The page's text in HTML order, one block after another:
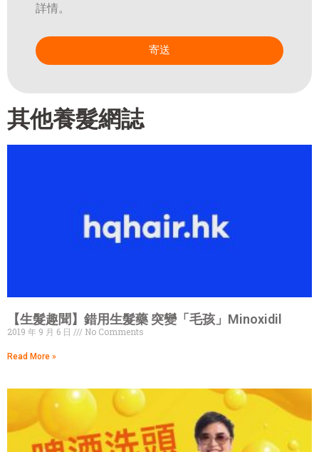
詳情。
寄送
其他養髮網誌
【生髮趣聞】錯用生髮藥 突變「毛孩」Minoxidil
2019 年 9 月 6 日 No Comments
Read More »